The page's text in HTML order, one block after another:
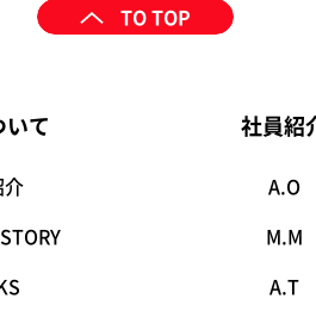
TO TOP
て 社員紹
A.O
M.M
A.T